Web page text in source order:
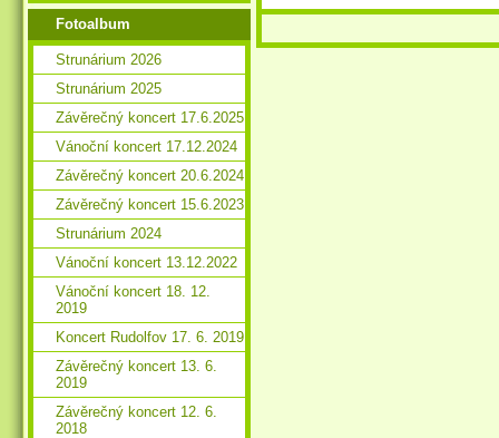
Fotoalbum
Strunárium 2026
Strunárium 2025
Závěrečný koncert 17.6.2025
Vánoční koncert 17.12.2024
Závěrečný koncert 20.6.2024
Závěrečný koncert 15.6.2023
Strunárium 2024
Vánoční koncert 13.12.2022
Vánoční koncert 18. 12.
2019
Koncert Rudolfov 17. 6. 2019
Závěrečný koncert 13. 6.
2019
Závěrečný koncert 12. 6.
2018